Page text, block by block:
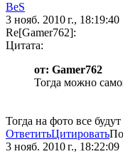
BeS
3 нояб. 2010 г., 18:19:40
Re[Gamer762]:
Цитата:
от: Gamer762
Тогда можно
Тогда на фото все
ОтветитьЦитировать
3 нояб. 2010 г., 18:22:09